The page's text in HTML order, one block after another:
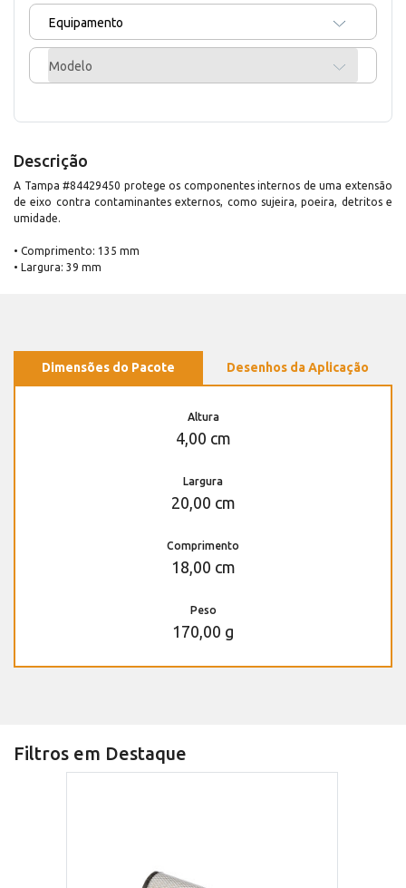
Equipamento
Modelo
Descrição
A Tampa #84429450 protege os componentes internos de uma extensão
de eixo contra contaminantes externos, como sujeira, poeira, detritos e
umidade.
• Comprimento: 135 mm
• Largura: 39 mm
Dimensões do Pacote Desenhos da Aplicação
Altura
4,00 cm
Largura
20,00 cm
Comprimento
18,00 cm
Peso
170,00 g
Filtros em Destaque